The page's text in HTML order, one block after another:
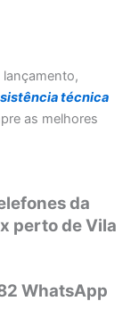
lançamento,
técnica
as melhores
da
perto de Vila
WhatsApp